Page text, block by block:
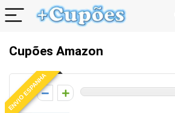
Cupões Amazon
ENVIO ESPANHA
0